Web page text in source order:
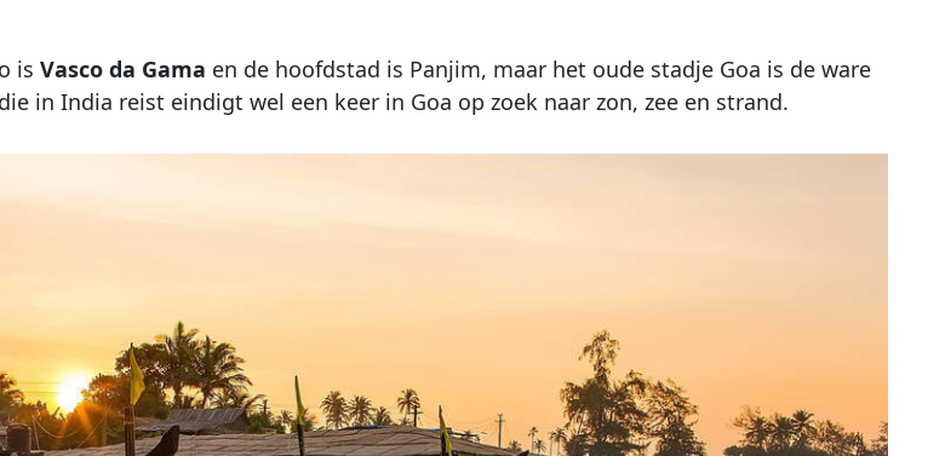
is Vasco da Gama en de hoofdstad is Panjim, maar het oude stadje Goa is de ware
in India reist eindigt wel een keer in Goa op zoek naar zon, zee en strand.